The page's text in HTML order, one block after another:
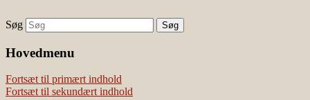
Наши партнеры
лучшие займы
Vivis chili
chili – dyrkning og mad
Søg
Hovedmenu
Fortsæt til primært indhold
Fortsæt til sekundært indhold